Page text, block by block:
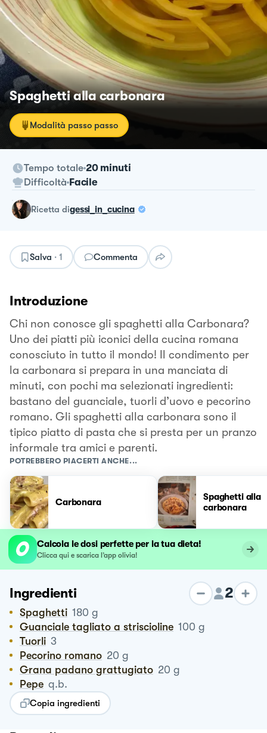
Spaghetti alla carbonara
Modalità passo passo
Tempo totale 20 minuti
Difficoltà Facile
ricetta digessi_in_cucina
Salva · 1 Commenta
Introduzione
Chi non conosce gli spaghetti alla Carbonara?
Uno dei piatti più iconici della cucina romana
conosciuto in tutto il mondo! Il condimento per
la carbonara si prepara in una manciata di
minuti, con pochi ma selezionati ingredienti:
bastano del guanciale, tuorli d’uovo e pecorino
romano. Gli spaghetti alla carbonara sono il
tipico piatto di pasta che si presta per un pranzo
informale tra amici e parenti.
POTREBBERO PIACERTI ANCHE...
Carbonara
Spaghetti alla
carbonara
Calcola le dosi perfette per la tua dieta!
Clicca qui e scarica l’app olivia!
Ingredienti 2
Spaghetti 180 g
Guanciale tagliato a striscioline 100 g
Tuorli 3
Pecorino romano 20 g
Grana padano grattugiato 20 g
Pepe q.b.
Copia ingredienti